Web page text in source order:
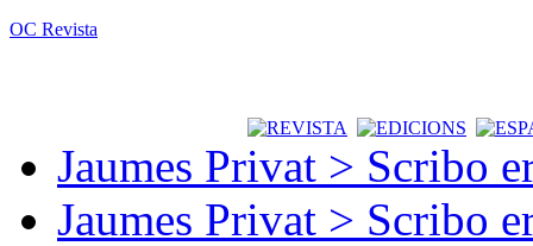
OC Revista
Jaumes Privat > Scribo
Jaumes Privat > Scribo